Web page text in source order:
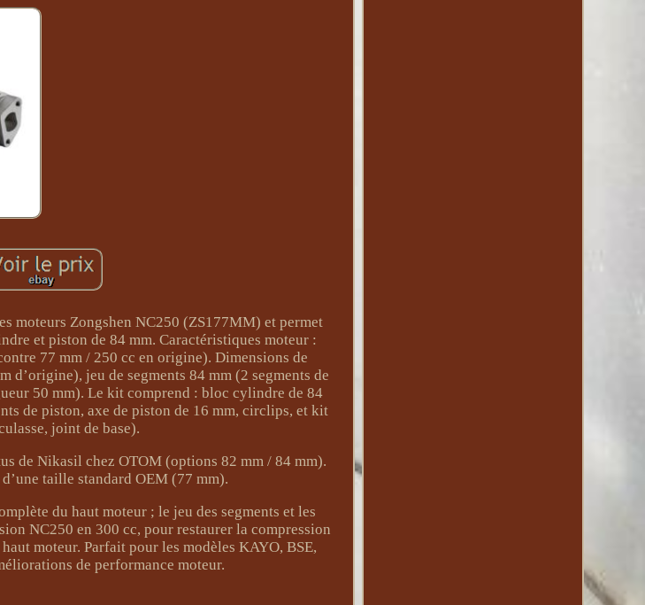
moteurs Zongshen NC250 (ZS177MM) et permet
et piston de 84 mm. Caractéristiques moteur :
77 mm / 250 cc en origine). Dimensions de
jeu de segments 84 mm (2 segments de
50 mm). Le kit comprend : bloc cylindre de 84
de piston, axe de piston de 16 mm, circlips, et kit
joint de base).
de Nikasil chez OTOM (options 82 mm / 84 mm).
taille standard OEM (77 mm).
du haut moteur ; le jeu des segments et les
NC250 en 300 cc, pour restaurer la compression
moteur. Parfait pour les modèles KAYO, BSE,
de performance moteur.